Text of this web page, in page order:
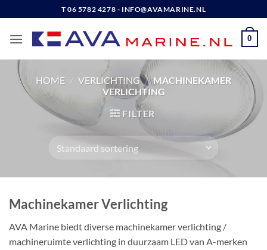
naar
inhoud
T 06 5782 4278 - INFO@AVAMARINE.NL
0
HOME / VERLICHTING / MACHINEKAMER
VERLICHTING
FILTER
Machinekamer Verlichting
AVA Marine biedt diverse machinekamer verlichting /
machineruimte verlichting in duurzaam LED van A-merken